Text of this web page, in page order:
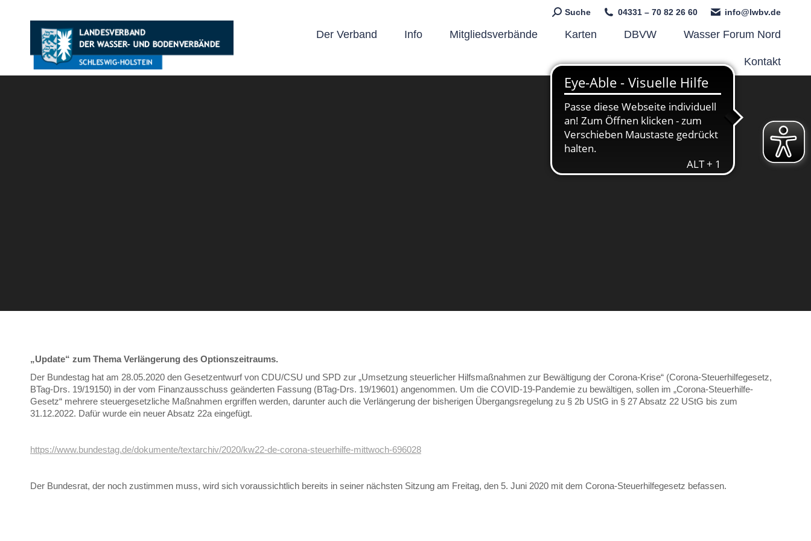
Search:
Suche 04331 – 70 82 26 60 info@lwbv.de
Der Verband Info Mitgliedsverbände Karten DBVW Wasser Forum Nord
Kontakt
„Update“ zum Thema Verlängerung des Optionszeitraums.
Der Bundestag hat am 28.05.2020 den Gesetzentwurf von CDU/CSU und SPD zur „Umsetzung steuerlicher Hilfsmaßnahmen zur Bewältigung der Corona-Krise“ (Corona-Steuerhilfegesetz,
BTag-Drs. 19/19150) in der vom Finanzausschuss geänderten Fassung (BTag-Drs. 19/19601) angenommen. Um die COVID-19-Pandemie zu bewältigen, sollen im „Corona-Steuerhilfe-
Gesetz“ mehrere steuergesetzliche Maßnahmen ergriffen werden, darunter auch die Verlängerung der bisherigen Übergangsregelung zu § 2b UStG in § 27 Absatz 22 UStG bis zum
31.12.2022. Dafür wurde ein neuer Absatz 22a eingefügt.
https://www.bundestag.de/dokumente/textarchiv/2020/kw22-de-corona-steuerhilfe-mittwoch-696028
Der Bundesrat, der noch zustimmen muss, wird sich voraussichtlich bereits in seiner nächsten Sitzung am Freitag, den 5. Juni 2020 mit dem Corona-Steuerhilfegesetz befassen.